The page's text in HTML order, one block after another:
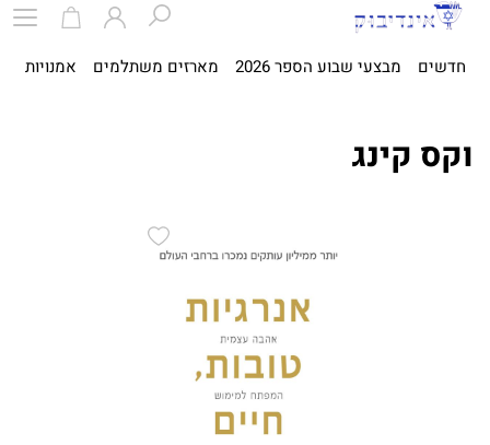
חדשים מבצעי שבוע הספר 2026 מארזים משתלמים אמנויות
וקס קינג